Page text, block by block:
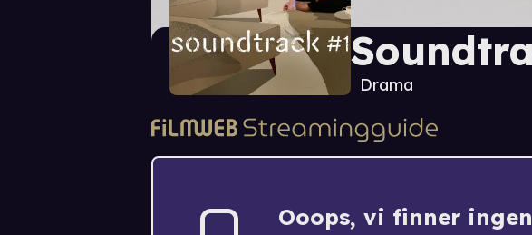
Drama
Ooops, vi finner